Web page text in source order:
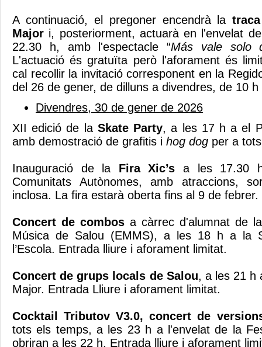
A continuació, el pregoner encendrà la
Major i, posteriorment, actuarà en l'envelat
22.30 h, amb l'espectacle “Más vale solo
L'actuació és gratuïta però l'aforament és
cal recollir la invitació corresponent en la
del 26 de gener, de dilluns a divendres, de 10
Divendres, 30 de gener de 2026
XII edició de la Skate Party, a les 17 h a el
amb demostració de grafitis i hog dog per a
Inauguració de la Fira Xic’sa les 17.30
Comunitats Autònomes, amb atraccions,
inclosa. La fira estarà oberta fins al 9 de febrer.
Concert de combos a càrrec d'alumnat de
Música de Salou (EMMS), a les 18 h a la
l’Escola. Entrada lliure i aforament limitat.
Concert de grups locals de Salou, a les 21 h
Major. Entrada Lliure i aforament limitat.
Cocktail Tributov V3.0, concert de
tots els temps, a les 23 h a l'envelat de la
obriran a les 22 h. Entrada lliure i aforament